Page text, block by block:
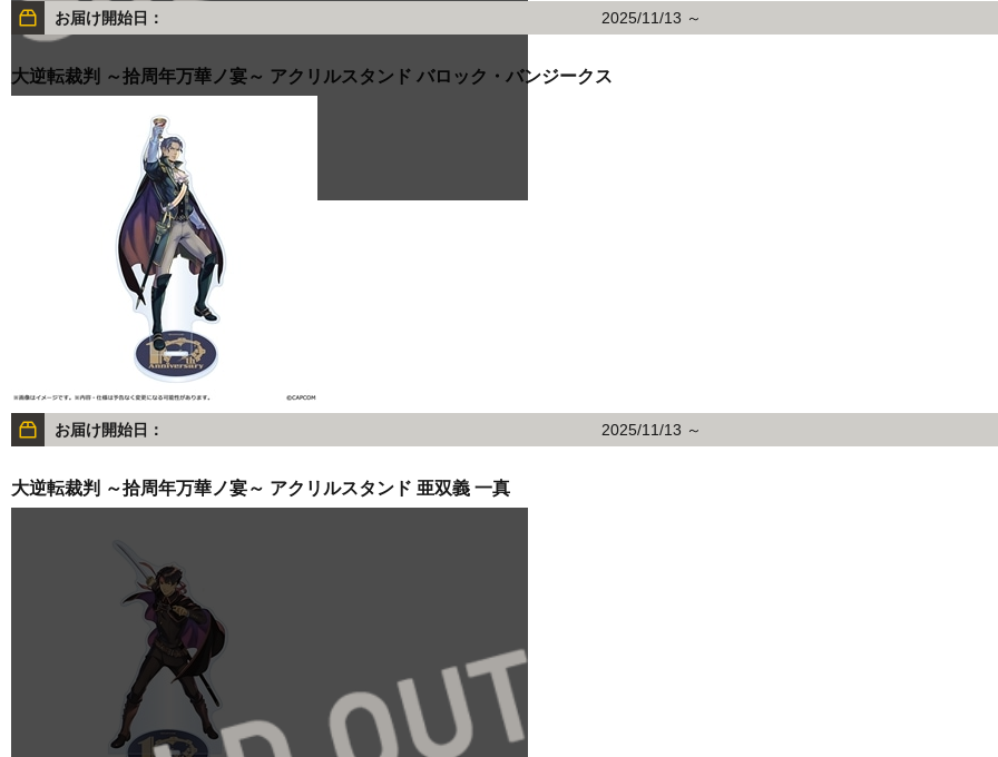
お届け開始日： 2025/11/13 ～
大逆転裁判 ～拾周年万華ノ宴～ アクリルスタンド バロック・バンジークス
お届け開始日： 2025/11/13 ～
大逆転裁判 ～拾周年万華ノ宴～ アクリルスタンド 亜双義 一真